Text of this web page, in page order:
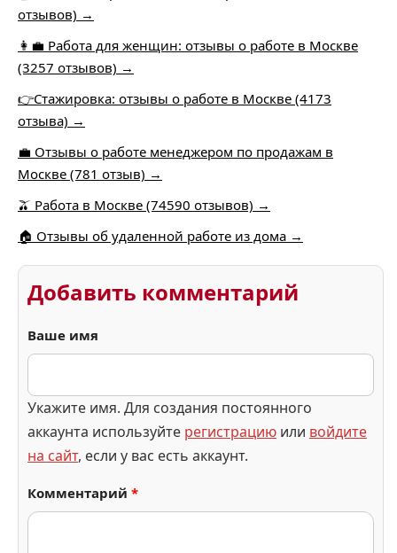
отзывов) →
👩‍💼 Работа для женщин: отзывы о работе в Москве
(3257 отзывов) →
👉Стажировка: отзывы о работе в Москве (4173
отзыва) →
💼 Отзывы о работе менеджером по продажам в
Москве (781 отзыв) →
🫒 Работа в Москве (74590 отзывов) →
🏠 Отзывы об удаленной работе из дома →
Добавить комментарий
Ваше имя
Укажите имя. Для создания постоянного
аккаунта используйте регистрацию или войдите
на сайт, если у вас есть аккаунт.
Комментарий *